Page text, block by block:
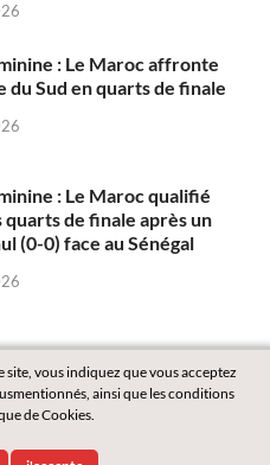
: Le Maroc affronte
du Sud en quarts de finale
: Le Maroc qualifié
quarts de finale après un
(0-0) face au Sénégal
vous indiquez que vous acceptez
ainsi que les conditions
de Cookies.